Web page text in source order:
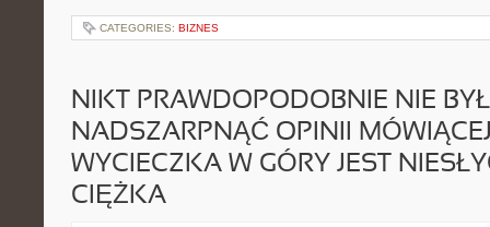
CATEGORIES: BIZNES
NIKT PRAWDOPODOBNIE NIE
NADSZARPNĄĆ OPINII
WYCIECZKA W GÓRY JEST
CIĘŻKA